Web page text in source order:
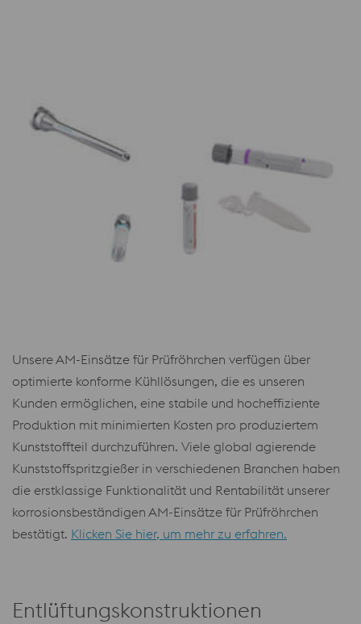
Unsere AM-Einsätze für Prüfröhrchen verfügen über
optimierte konforme Kühllösungen, die es unseren
Kunden ermöglichen, eine stabile und hocheffiziente
Produktion mit minimierten Kosten pro produziertem
Kunststoffteil durchzuführen. Viele global agierende
Kunststoffspritzgießer in verschiedenen Branchen haben
die erstklassige Funktionalität und Rentabilität unserer
korrosionsbeständigen AM-Einsätze für Prüfröhrchen
bestätigt. Klicken Sie hier, um mehr zu erfahren.
Entlüftungskonstruktionen